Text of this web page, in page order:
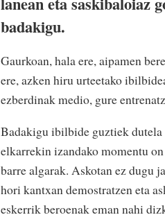
badakigu.
Gaurkoan, hala ere, aipamen
ere, azken hiru urteetako
ezberdinak medio, gure
Badakigu ibilbide guztiek dutela
elkarrekin izandako momentu
barre algarak. Askotan ez dugu
hori kantxan demostratzen eta
eskerrik beroenak eman nahi